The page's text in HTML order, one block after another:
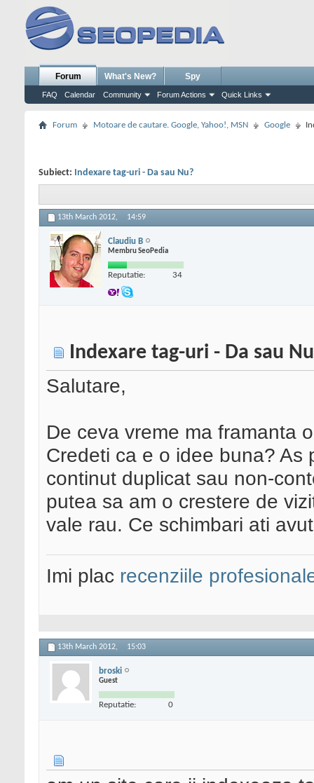
Forum
FAQ Calendar Community Forum Actions Quick Links
What's New? Spy
Forum Motoare de cautare. Google, Yahoo!, MSN Google
Subiect: Indexare tag-uri - Da sau Nu?
13th March 2012, 14:59
Claudiu B
Membru SeoPedia
Reputatie: 34
Indexare tag-uri - Da sau
Salutare,
De ceva vreme ma framanta
Credeti ca e o idee buna?
continut duplicat sau non-
putea sa am o crestere de
vale rau. Ce schimbari ati
Imi plac recenziile
13th March 2012, 15:03
broski
Guest
Reputatie: 0